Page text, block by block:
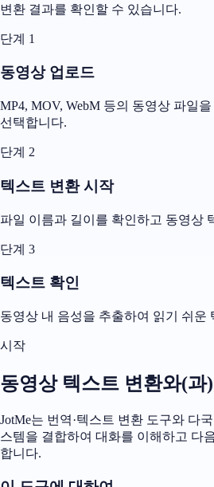
변환 결과를 확인할 수 있습니다.
단계 1
동영상 업로드
MP4, MOV, WebM 등의 동영상 파일
선택합니다.
단계 2
텍스트 변환 시작
파일 이름과 길이를 확인하고 동영상
단계 3
텍스트 확인
동영상 내 음성을 추출하여 읽기 쉬운
시작
동영상 텍스트 변환와(과
JotMe는 번역·텍스트 변환 도구와 다
스템을 결합하여 대화를 이해하고 다
합니다.